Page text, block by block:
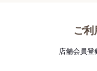
ご利
店舗会員